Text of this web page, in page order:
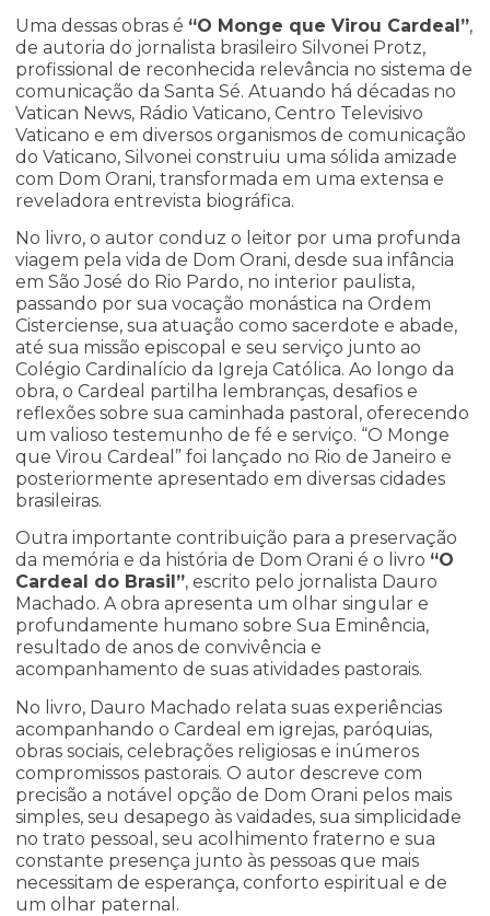
Uma dessas obras é “O Monge que Virou Cardeal”,
de autoria do jornalista brasileiro Silvonei Protz,
profissional de reconhecida relevância no sistema de
comunicação da Santa Sé. Atuando há décadas no
Vatican News, Rádio Vaticano, Centro Televisivo
Vaticano e em diversos organismos de comunicação
do Vaticano, Silvonei construiu uma sólida amizade
com Dom Orani, transformada em uma extensa e
reveladora entrevista biográfica.
No livro, o autor conduz o leitor por uma profunda
viagem pela vida de Dom Orani, desde sua infância
em São José do Rio Pardo, no interior paulista,
passando por sua vocação monástica na Ordem
Cisterciense, sua atuação como sacerdote e abade,
até sua missão episcopal e seu serviço junto ao
Colégio Cardinalício da Igreja Católica. Ao longo da
obra, o Cardeal partilha lembranças, desafios e
reflexões sobre sua caminhada pastoral, oferecendo
um valioso testemunho de fé e serviço. “O Monge
que Virou Cardeal” foi lançado no Rio de Janeiro e
posteriormente apresentado em diversas cidades
brasileiras.
Outra importante contribuição para a preservação
da memória e da história de Dom Orani é o livro “O
Cardeal do Brasil”, escrito pelo jornalista Dauro
Machado. A obra apresenta um olhar singular e
profundamente humano sobre Sua Eminência,
resultado de anos de convivência e
acompanhamento de suas atividades pastorais.
No livro, Dauro Machado relata suas experiências
acompanhando o Cardeal em igrejas, paróquias,
obras sociais, celebrações religiosas e inúmeros
compromissos pastorais. O autor descreve com
precisão a notável opção de Dom Orani pelos mais
simples, seu desapego às vaidades, sua simplicidade
no trato pessoal, seu acolhimento fraterno e sua
constante presença junto às pessoas que mais
necessitam de esperança, conforto espiritual e de
um olhar paternal.